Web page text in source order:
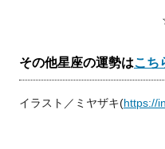
その他星座の運勢はこち
イラスト／ミヤザキ(https://